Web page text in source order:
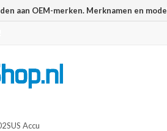
aan OEM-merken. Merknamen en
Accu